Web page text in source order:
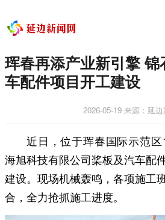
珲春再添产业新引擎 锦
车配件项目开工建设
2026-05-19 来源：延
近日，位于珲春国际示范
海旭科技有限公司桨板及汽车配
建设。现场机械轰鸣，各项施工
合，全力抢抓施工进度。